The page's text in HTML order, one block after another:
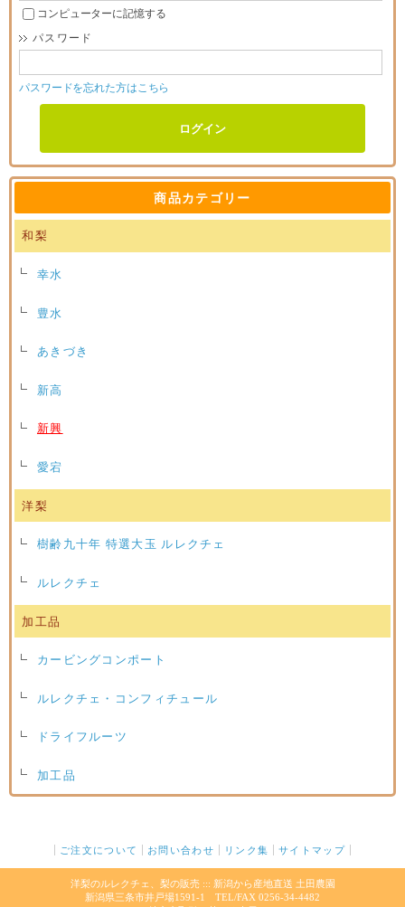
コンピューターに記憶する
パスワード
パスワードを忘れた方はこちら
商品カテゴリー
和梨
幸水
豊水
あきづき
新高
新興
愛宕
洋梨
樹齢九十年 特選大玉 ルレクチェ
ルレクチェ
加工品
カービングコンポート
ルレクチェ・コンフィチュール
ドライフルーツ
加工品
ご注文について お問い合わせ リンク集 サイトマップ
洋梨のルレクチェ、梨の販売 ::: 新潟から産地直送 土田農園
新潟県三条市井戸場1591-1 TEL/FAX 0256-34-4482